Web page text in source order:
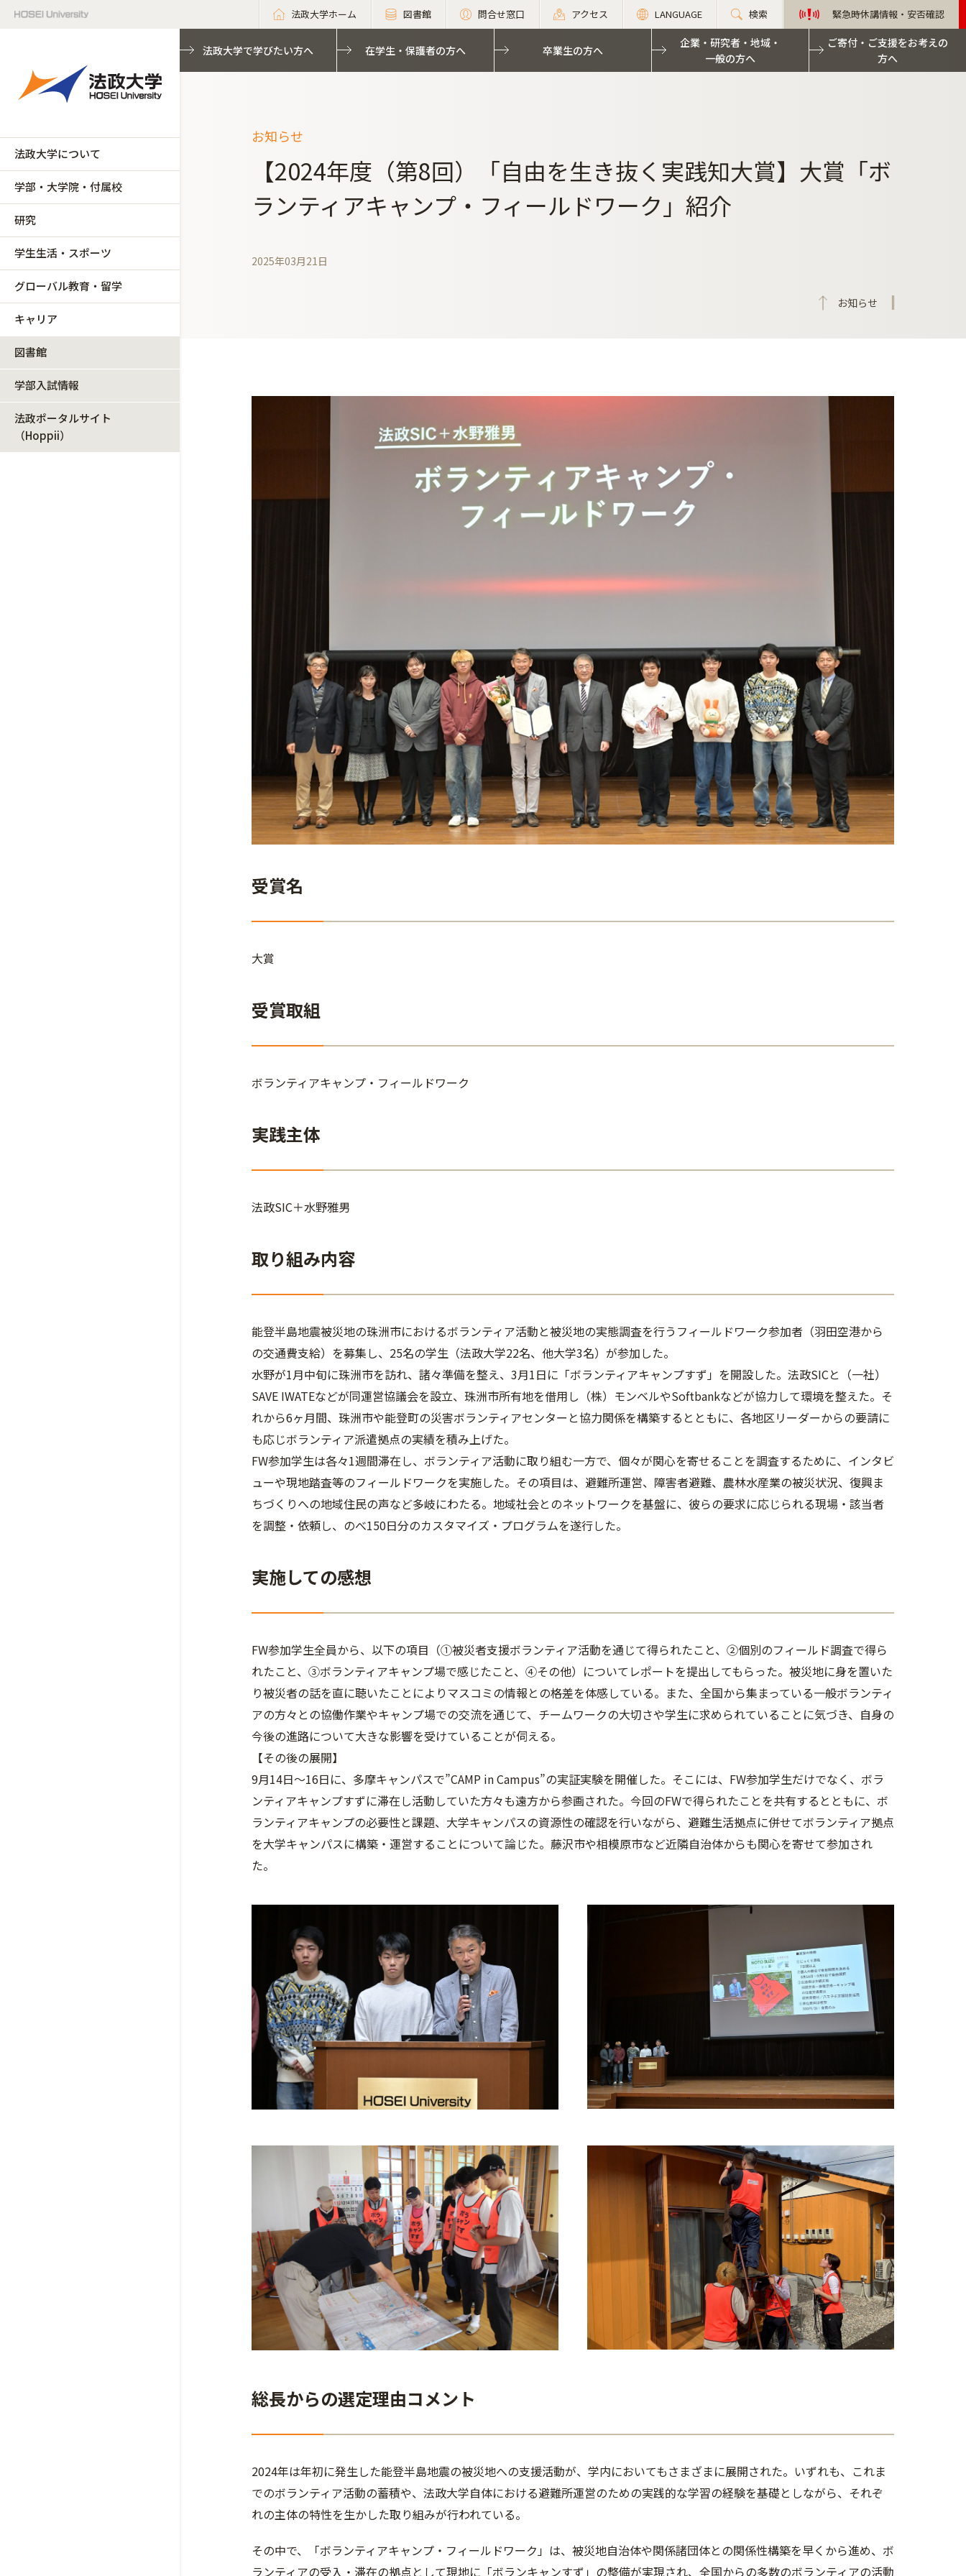
法政大学ホーム 図書館 問合せ窓口 アクセス LANGUAGE 検索 緊急時休講情報・安否確認
法政大学について
学部・大学院・付属校
研究
学生生活・スポーツ
グローバル教育・留学
キャリア
図書館
学部入試情報
法政ポータルサイト
（Hoppii）
法政大学で学びたい方へ 在学生・保護者の方へ 卒業生の方へ
企業・研究者・地域・
一般の方へ
ご寄付・ご支援をお考えの
方へ
お知らせ
【2024年度（第8回）「自由を生き抜く実践知大賞】大賞「ボ
ランティアキャンプ・フィールドワーク」紹介
2025年03月21日
お知らせ
受賞名
大賞
受賞取組
ボランティアキャンプ・フィールドワーク
実践主体
法政SIC＋水野雅男
取り組み内容
能登半島地震被災地の珠洲市におけるボランティア活動と被災地の実態調査を行うフィールドワーク参加者（羽田空港から
の交通費支給）を募集し、25名の学生（法政大学22名、他大学3名）が参加した。
水野が1月中旬に珠洲市を訪れ、諸々準備を整え、3月1日に「ボランティアキャンプすず」を開設した。法政SICと（一社）
SAVE IWATEなどが同運営協議会を設立、珠洲市所有地を借用し（株）モンベルやSoftbankなどが協力して環境を整えた。そ
れから6ヶ月間、珠洲市や能登町の災害ボランティアセンターと協力関係を構築するとともに、各地区リーダーからの要請に
も応じボランティア派遣拠点の実績を積み上げた。
FW参加学生は各々1週間滞在し、ボランティア活動に取り組む一方で、個々が関心を寄せることを調査するために、インタビ
ューや現地踏査等のフィールドワークを実施した。その項目は、避難所運営、障害者避難、農林水産業の被災状況、復興ま
ちづくりへの地域住民の声など多岐にわたる。地域社会とのネットワークを基盤に、彼らの要求に応じられる現場・該当者
を調整・依頼し、のべ150日分のカスタマイズ・プログラムを遂行した。
実施しての感想
FW参加学生全員から、以下の項目（①被災者支援ボランティア活動を通じて得られたこと、②個別のフィールド調査で得ら
れたこと、③ボランティアキャンプ場で感じたこと、④その他）についてレポートを提出してもらった。被災地に身を置いた
り被災者の話を直に聴いたことによりマスコミの情報との格差を体感している。また、全国から集まっている一般ボランティ
アの方々との協働作業やキャンプ場での交流を通じて、チームワークの大切さや学生に求められていることに気づき、自身の
今後の進路について大きな影響を受けていることが伺える。
【その後の展開】
9月14日〜16日に、多摩キャンパスで”CAMP in Campus”の実証実験を開催した。そこには、FW参加学生だけでなく、ボラ
ンティアキャンプすずに滞在し活動していた方々も遠方から参画された。今回のFWで得られたことを共有するとともに、ボ
ランティアキャンプの必要性と課題、大学キャンパスの資源性の確認を行いながら、避難生活拠点に併せてボランティア拠点
を大学キャンパスに構築・運営することについて論じた。藤沢市や相模原市など近隣自治体からも関心を寄せて参加され
た。
総長からの選定理由コメント
2024年は年初に発生した能登半島地震の被災地への支援活動が、学内においてもさまざまに展開された。いずれも、これま
でのボランティア活動の蓄積や、法政大学自体における避難所運営のための実践的な学習の経験を基礎としながら、それぞ
れの主体の特性を生かした取り組みが行われている。
その中で、「ボランティアキャンプ・フィールドワーク」は、被災地自治体や関係諸団体との関係性構築を早くから進め、ボ
ランティアの受入・滞在の拠点として現地に「ボランキャンすず」の整備が実現され、全国からの多数のボランティアの活動